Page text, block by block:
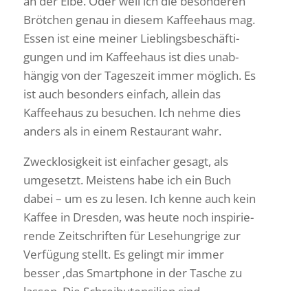
Bröt­chen genau in diesem Kaffee­haus mag.
Essen ist eine meiner Lieb­lings­be­schäf­ti­
gungen und im Kaffee­haus ist dies unab­
hängig von der Tages­zeit immer möglich. Es
ist auch beson­ders einfach, allein das
Kaffee­haus zu besu­chen. Ich nehme dies
anders als in einem Restau­rant wahr.
Zweck­lo­sig­keit ist einfa­cher gesagt, als
umge­setzt. Meis­tens habe ich ein Buch
dabei – um es zu lesen. Ich kenne auch kein
Kaffee in Dresden, was heute noch inspi­rie­
rende Zeit­schriften für Lese­hung­rige zur
Verfü­gung stellt. Es gelingt mir immer
besser ‚das Smart­phone in der Tasche zu